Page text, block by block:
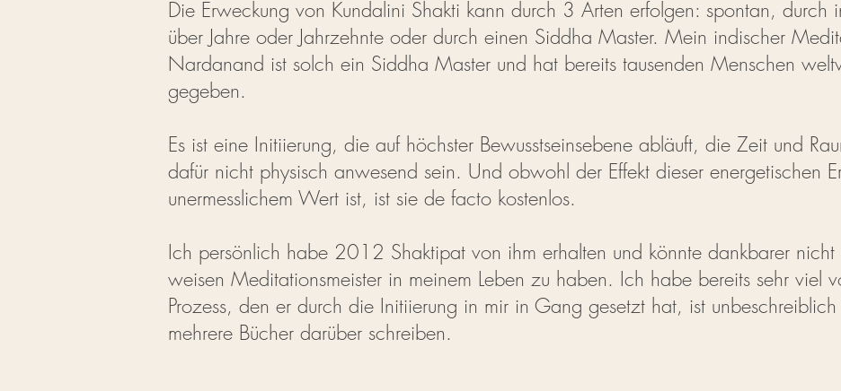
Die Erweckung von Kundalini Shakti kann durch 3 Arten erfolgen: spontan, durch
über Jahre oder Jahrzehnte oder durch einen Siddha Master. Mein indischer
Nardanand ist solch ein Siddha Master und hat bereits tausenden Menschen
gegeben.
Es ist eine Initiierung, die auf höchster Bewusstseinsebene abläuft, die Zeit und
dafür nicht physisch anwesend sein. Und obwohl der Effekt dieser energetischen
unermesslichem Wert ist, ist sie de facto kostenlos.
Ich persönlich habe 2012 Shaktipat von ihm erhalten und könnte dankbarer nicht
weisen Meditationsmeister in meinem Leben zu haben. Ich habe bereits sehr viel
Prozess, den er durch die Initiierung in mir in Gang gesetzt hat, ist
mehrere Bücher darüber schreiben.